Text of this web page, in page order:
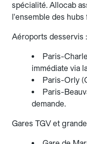
spécialité. Allocab
l'ensemble des
Aéroports desservis :
Paris-
immédiate via
Paris-Orly
Paris-
demande.
Gares TGV et